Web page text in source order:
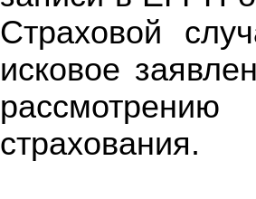
Страховой
исковое
страхования.